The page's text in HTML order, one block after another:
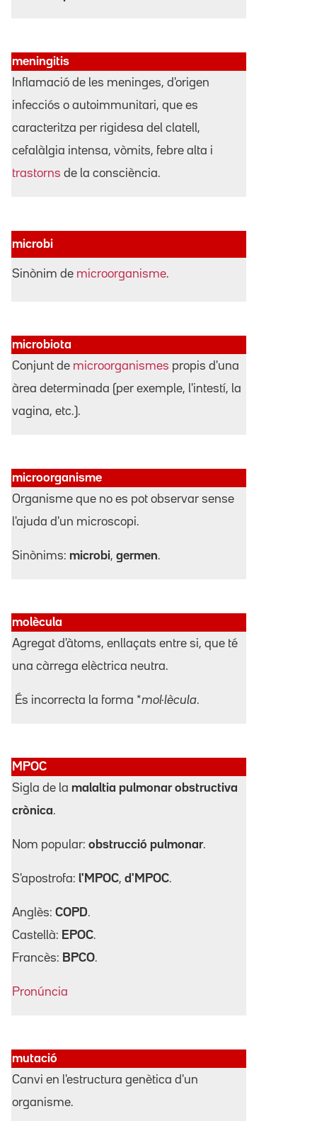
meningitis
Inflamació de les meninges, d'origen
infecciós o autoimmunitari, que es
caracteritza per rigidesa del clatell,
cefalàlgia intensa, vòmits, febre alta i
trastorns de la consciència.
microbi
Sinònim de microorganisme.
microbiota
Conjunt de microorganismes propis d'una
àrea determinada (per exemple, l'intestí, la
vagina, etc.).
microorganisme
Organisme que no es pot observar sense
l'ajuda d'un microscopi.
Sinònims: microbi, germen.
molècula
Agregat d'àtoms, enllaçats entre si, que té
una càrrega elèctrica neutra.
És incorrecta la forma *mol·lècula.
MPOC
Sigla de la malaltia pulmonar obstructiva
crònica.
Nom popular: obstrucció pulmonar.
S'apostrofa: l'MPOC, d'MPOC.
Anglès: COPD.
Castellà: EPOC.
Francès: BPCO.
Pronúncia
mutació
Canvi en l'estructura genètica d'un
organisme.